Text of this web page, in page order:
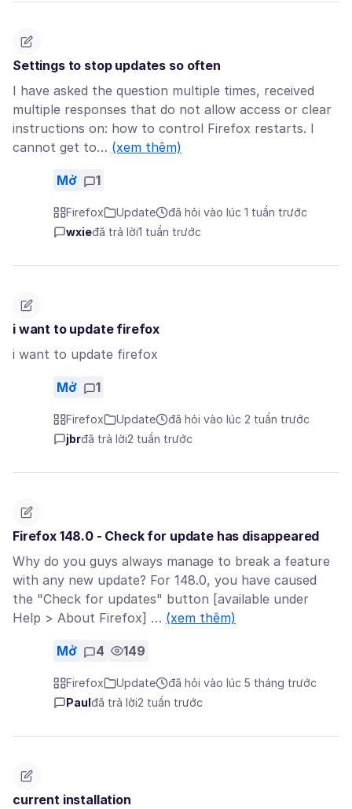
Settings to stop updates so often
I have asked the question multiple times, received
multiple responses that do not allow access or clear
instructions on: how to control Firefox restarts. I
cannot get to… (xem thêm)
Mở 1
Firefox Update
đã hỏi vào lúc 1 tuần trước
wxieđã trả lời1 tuần trước
i want to update firefox
i want to update firefox
Mở 1
Firefox Update
đã hỏi vào lúc 2 tuần trước
jbrđã trả lời2 tuần trước
Firefox 148.0 - Check for update has disappeared
Why do you guys always manage to break a feature
with any new update? For 148.0, you have caused
the "Check for updates" button [available under
Help > About Firefox] … (xem thêm)
Mở 4 149
Firefox Update
đã hỏi vào lúc 5 tháng trước
Paul đã trả lời2 tuần trước
current installation